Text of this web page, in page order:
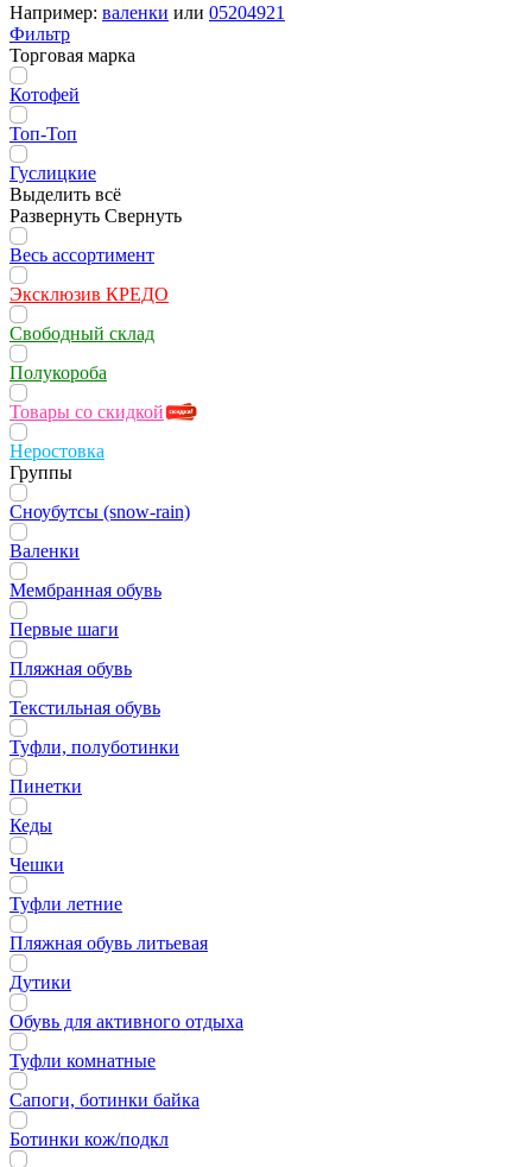
Например: валенки или 05204921
Фильтр
Торговая марка
Котофей
Топ-Топ
Гуслицкие
Выделить всё
Развернуть Свернуть
Весь ассортимент
Эксклюзив КРЕДО
Свободный склад
Полукороба
Товары со скидкой
Неростовка
Группы
Сноубутсы (snow-rain)
Валенки
Мембранная обувь
Первые шаги
Пляжная обувь
Текстильная обувь
Туфли, полуботинки
Пинетки
Кеды
Чешки
Туфли летние
Пляжная обувь литьевая
Дутики
Обувь для активного отдыха
Туфли комнатные
Сапоги, ботинки байка
Ботинки кож/подкл